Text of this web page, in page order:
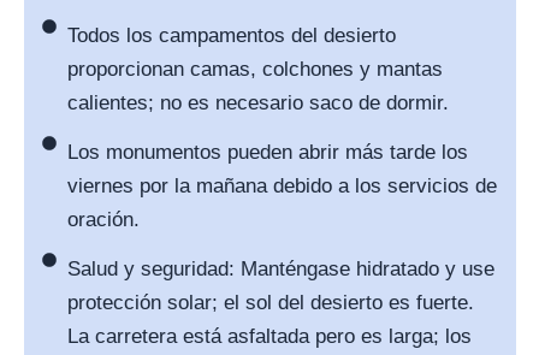
Todos los campamentos del desierto
proporcionan camas, colchones y mantas
calientes; no es necesario saco de dormir.
Los monumentos pueden abrir más tarde los
viernes por la mañana debido a los servicios de
oración.
Salud y seguridad: Manténgase hidratado y use
protección solar; el sol del desierto es fuerte.
La carretera está asfaltada pero es larga; los